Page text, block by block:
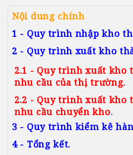
Nội dung chính
1 - Quy trình nhập kho
2 - Quy trình xuất kho
2.1 - Quy trình xuất kho
nhu cầu của thị trường.
2.2 - Quy trình xuất kho
nhu cầu chuyển kho.
3 - Quy trình kiểm kê
4 - Tổng kết.